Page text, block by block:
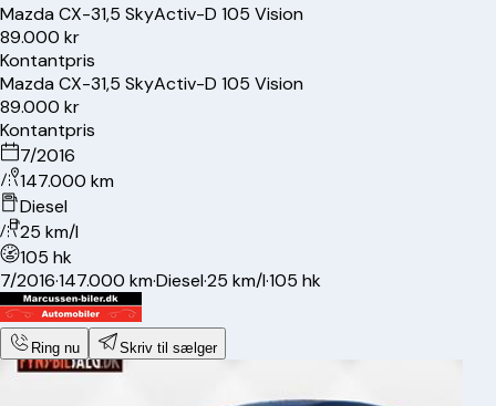
MazdaCX-31,5 SkyActiv-D 105 Vision
89.000 kr
Kontantpris
MazdaCX-31,5 SkyActiv-D 105 Vision
89.000 kr
Kontantpris
7/2016
147.000 km
Diesel
25 km/l
105 hk
7/2016·147.000 km·Diesel·25 km/l·105 hk
Ring nu Skriv til sælger